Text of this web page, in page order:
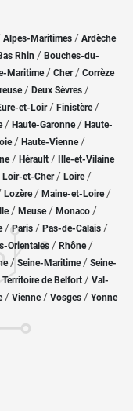
Alpes-Maritimes / Ardèche
Rhin / Bouches-du-
Maritime/ Cher / Corrèze
/ Deux Sèvres /
et-Loir / Finistère/
/ Haute-Garonne/ Haute-
/ Haute-Vienne/
/ Hérault / Ille-et-Vilaine
Loir-et-Cher/ Loire/
Lozère / Maine-et-Loire/
/ Meuse/ Monaco /
/Paris / Pas-de-Calais /
Orientales / Rhône/
/ Seine-Maritime/ Seine-
Territoire de Belfort / Val-
/ Vienne/ Vosges / Yonne